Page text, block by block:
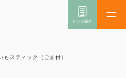
もスティック（ごま付）